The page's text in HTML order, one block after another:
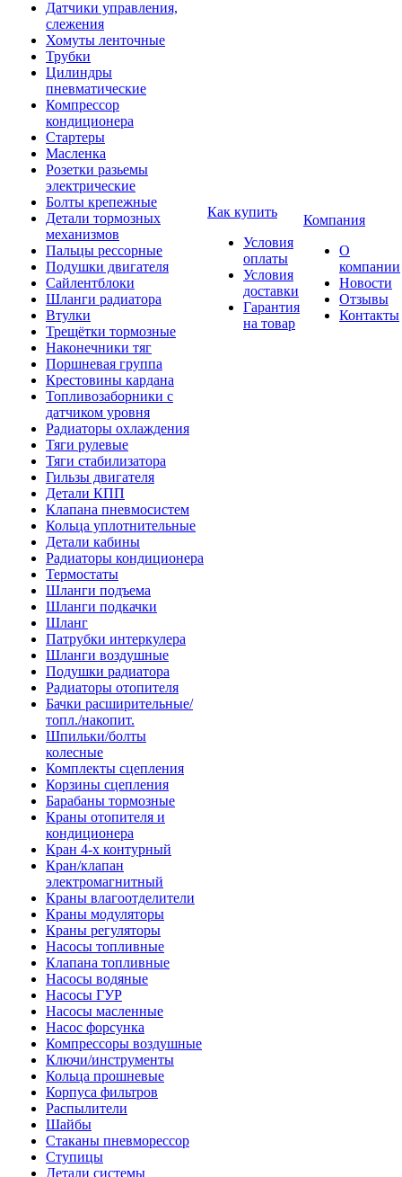
Датчики управления,
слежения
Хомуты ленточные
Трубки
Цилиндры
пневматические
Компрессор
кондиционера
Стартеры
Масленка
Розетки разьемы
электрические
Болты крепежные
Детали тормозных
механизмов
Пальцы рессорные
Подушки двигателя
Сайлентблоки
Шланги радиатора
Втулки
Трещётки тормозные
Наконечники тяг
Поршневая группа
Крестовины кардана
Топливозаборники с
датчиком уровня
Радиаторы охлаждения
Тяги рулевые
Тяги стабилизатора
Гильзы двигателя
Детали КПП
Клапана пневмосистем
Кольца уплотнительные
Детали кабины
Радиаторы кондиционера
Термостаты
Шланги подъема
Шланги подкачки
Шланг
Патрубки интеркулера
Шланги воздушные
Подушки радиатора
Радиаторы отопителя
Бачки расширительные/
топл./накопит.
Шпильки/болты
колесные
Комплекты сцепления
Корзины сцепления
Барабаны тормозные
Краны отопителя и
кондиционера
Кран 4-х контурный
Кран/клапан
электромагнитный
Краны влагоотделители
Краны модуляторы
Краны регуляторы
Насосы топливные
Клапана топливные
Насосы водяные
Насосы ГУР
Насосы масленные
Насос форсунка
Компрессоры воздушные
Ключи/инструменты
Кольца прошневые
Корпуса фильтров
Распылители
Шайбы
Стаканы пневморессор
Ступицы
Детали системы
Как купить
Условия
оплаты
Условия
доставки
Гарантия
на товар
Компания
О
компании
Новости
Отзывы
Контакты